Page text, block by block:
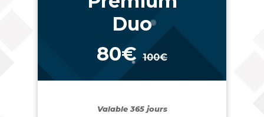
Duo
80€ 100€
Valable 365 jours